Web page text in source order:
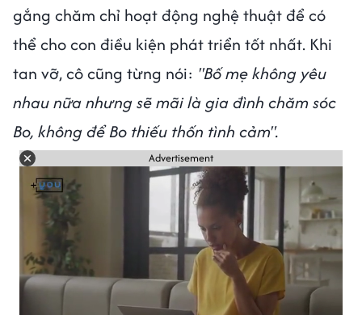
gắng chăm chỉ hoạt động nghệ thuật để có
thể cho con điều kiện phát triển tốt nhất. Khi
tan vỡ, cô cũng từng nói: "Bố mẹ không yêu
nhau nữa nhưng sẽ mãi là gia đình chăm sóc
Bo, không để Bo thiếu thốn tình cảm".
Advertisement